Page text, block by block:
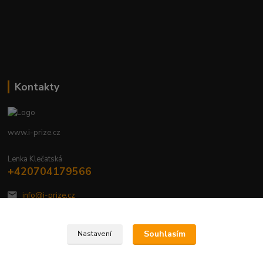
Kontakty
www.i-prize.cz
Lenka Klečatská
+420704179566
info@i-prize.cz
Nastavení Souhlasím